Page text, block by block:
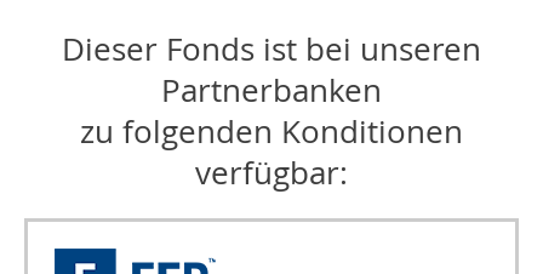
Dieser Fonds ist bei unseren
Partnerbanken
zu folgenden Konditionen
verfügbar: